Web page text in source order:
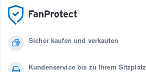
Sicher kaufen und verkaufen
Kundenservice bis zu Ihrem Sitzplatz